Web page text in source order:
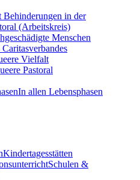
Behinderungen in der
(Arbeitskreis)
Menschen
Vielfalt
Pastoral
In allen Lebensphasen
Kindertagesstätten
Schulen &